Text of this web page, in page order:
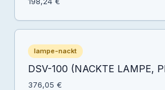
lampe-nackt
DSV-100 (NACKTE LAMPE,
376,05 €